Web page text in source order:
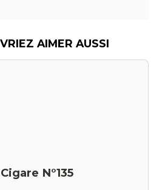
AIMER AUSSI
N°135